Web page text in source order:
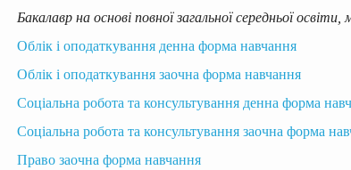
Бакалавр на основі повної загальної середньої
Облік і оподаткування денна форма навчання
Облік і оподаткування заочна форма навчання
Соціальна робота та консультування денна форма
Соціальна робота та консультування заочна форма
Право заочна форма навчання